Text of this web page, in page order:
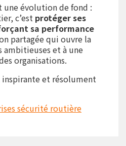
une évolution de fond :
c’est protéger ses
sa performance
partagée qui ouvre la
ambitieuses et à une
organisations.
et résolument
sécurité routière